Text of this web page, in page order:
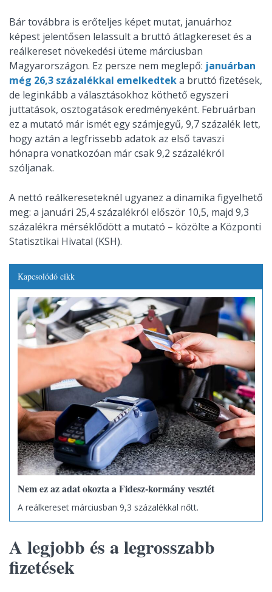
Bár továbbra is erőteljes képet mutat, januárhoz
képest jelentősen lelassult a bruttó átlagkereset és a
reálkereset növekedési üteme márciusban
Magyarországon. Ez persze nem meglepő: januárban
még 26,3 százalékkal emelkedteka bruttó fizetések,
de leginkább a választásokhoz köthető egyszeri
juttatások, osztogatások eredményeként. Februárban
ez a mutató már ismét egy számjegyű, 9,7 százalék lett,
hogy aztán a legfrissebb adatok az első tavaszi
hónapra vonatkozóan már csak 9,2 százalékról
szóljanak.
A nettó reálkereseteknél ugyanez a dinamika figyelhető
meg: a januári 25,4 százalékról először 10,5, majd 9,3
százalékra mérséklődött a mutató – közölte a Központi
Statisztikai Hivatal (KSH).
Kapcsolódó cikk
Nem ez az adat okozta a Fidesz-kormány vesztét
A reálkereset márciusban 9,3 százalékkal nőtt.
A legjobb és a legrosszabb
fizetések